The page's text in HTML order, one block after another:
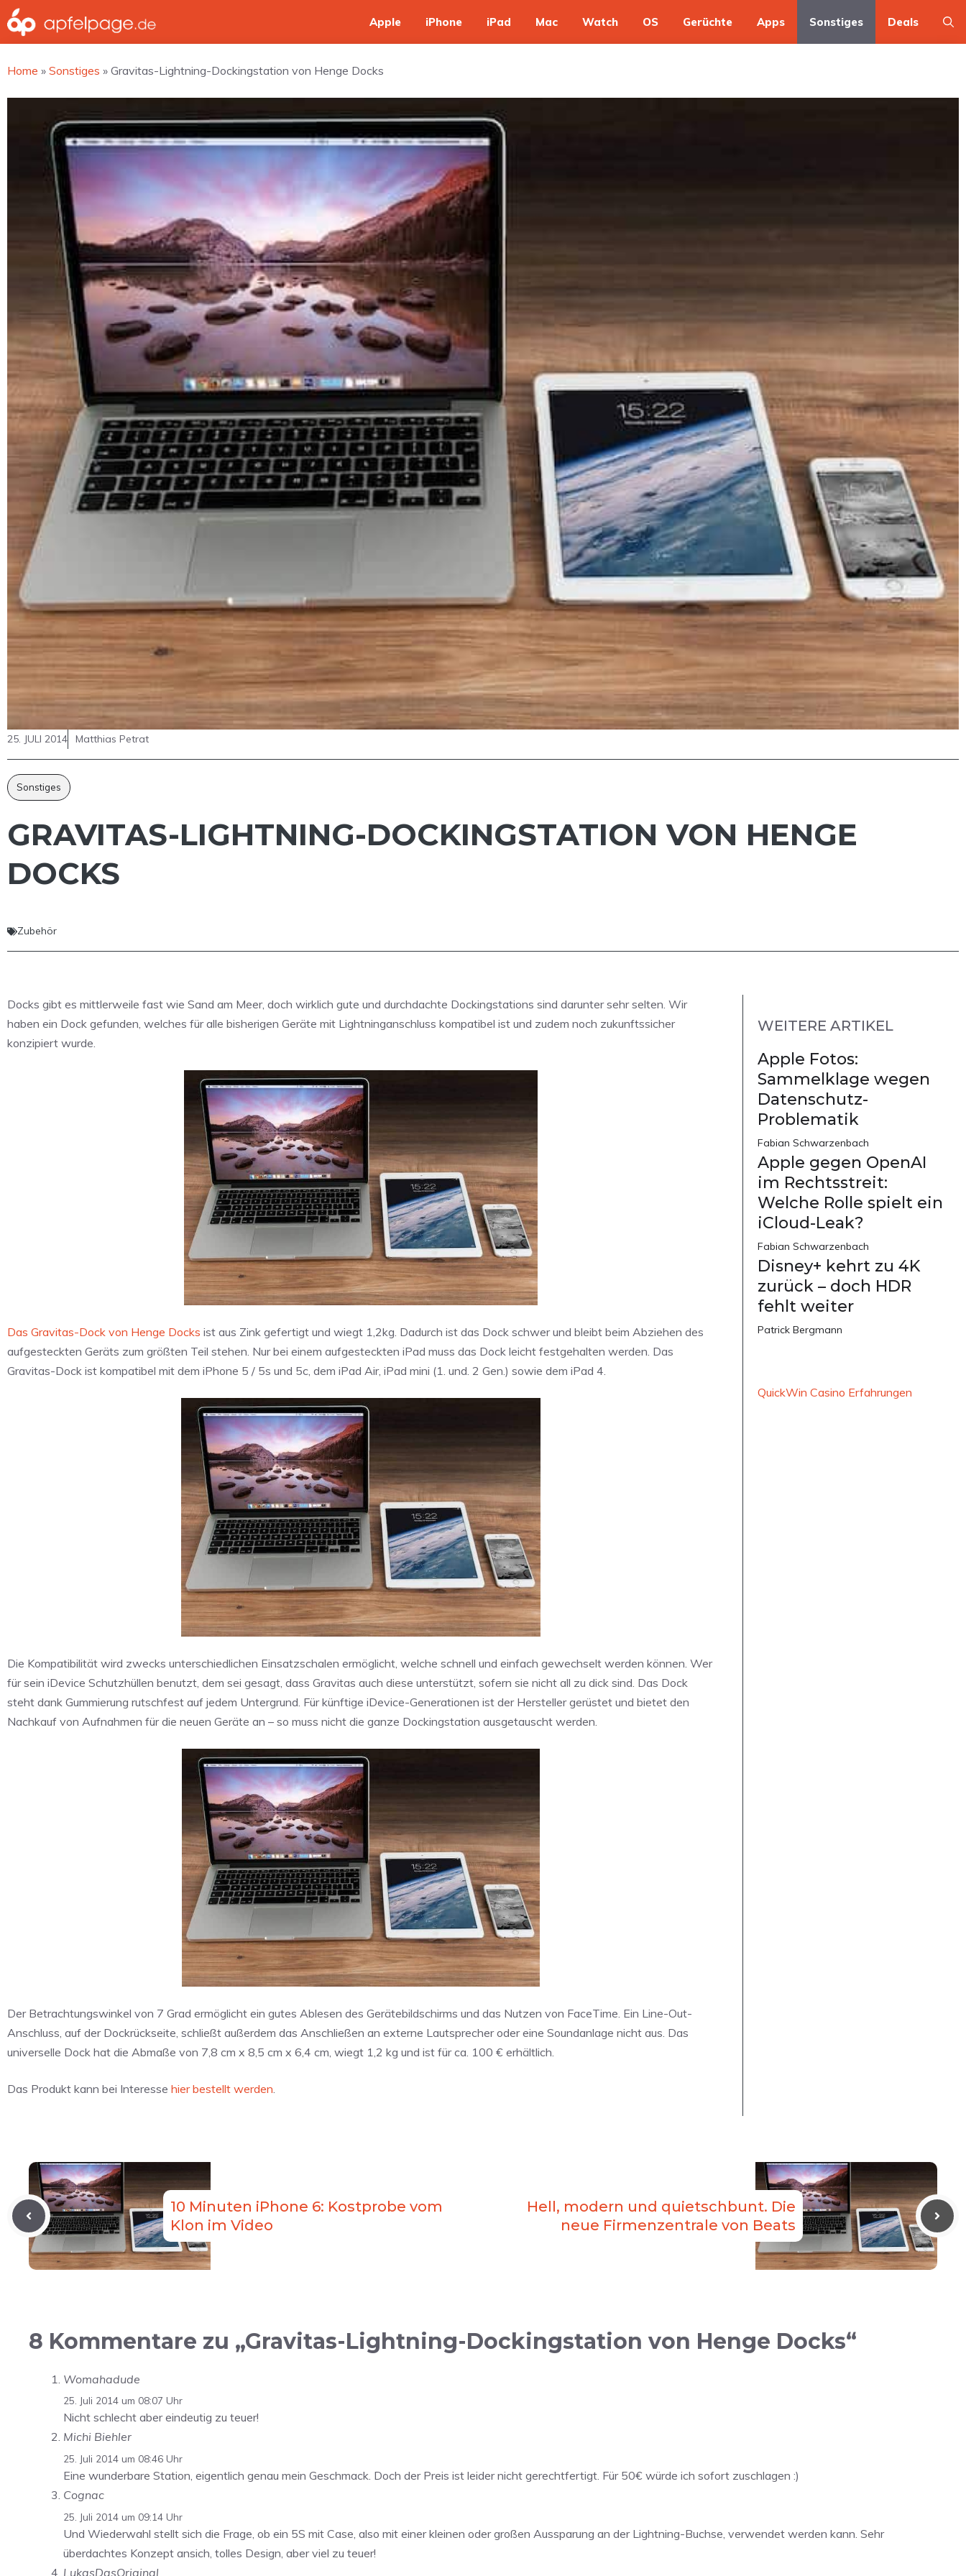
Zum
Inhalt
springen
Apple iPhone iPad Mac Watch OS Gerüchte Apps Sonstiges Deals
Home » Sonstiges » Gravitas-Lightning-Dockingstation von Henge Docks
25. JULI 2014 Matthias Petrat
Sonstiges
GRAVITAS-LIGHTNING-DOCKINGSTATION VON HENGE
DOCKS
Zubehör
Docks gibt es mittlerweile fast wie Sand am Meer, doch wirklich gute und durchdachte Dockingstations sind darunter sehr selten. Wir
haben ein Dock gefunden, welches für alle bisherigen Geräte mit Lightninganschluss kompatibel ist und zudem noch zukunftssicher
konzipiert wurde.
Das Gravitas-Dock von Henge Docks ist aus Zink gefertigt und wiegt 1,2kg. Dadurch ist das Dock schwer und bleibt beim Abziehen des
aufgesteckten Geräts zum größten Teil stehen. Nur bei einem aufgesteckten iPad muss das Dock leicht festgehalten werden. Das
Gravitas-Dock ist kompatibel mit dem iPhone 5 / 5s und 5c, dem iPad Air, iPad mini (1. und. 2 Gen.) sowie dem iPad 4.
Die Kompatibilität wird zwecks unterschiedlichen Einsatzschalen ermöglicht, welche schnell und einfach gewechselt werden können. Wer
für sein iDevice Schutzhüllen benutzt, dem sei gesagt, dass Gravitas auch diese unterstützt, sofern sie nicht all zu dick sind. Das Dock
steht dank Gummierung rutschfest auf jedem Untergrund. Für künftige iDevice-Generationen ist der Hersteller gerüstet und bietet den
Nachkauf von Aufnahmen für die neuen Geräte an – so muss nicht die ganze Dockingstation ausgetauscht werden.
Der Betrachtungswinkel von 7 Grad ermöglicht ein gutes Ablesen des Gerätebildschirms und das Nutzen von FaceTime. Ein Line-Out-
Anschluss, auf der Dockrückseite, schließt außerdem das Anschließen an externe Lautsprecher oder eine Soundanlage nicht aus. Das
universelle Dock hat die Abmaße von 7,8 cm x 8,5 cm x 6,4 cm, wiegt 1,2 kg und ist für ca. 100 € erhältlich.
Das Produkt kann bei Interesse hier bestellt werden
WEITERE ARTIKEL
Apple Fotos:
Sammelklage wegen
Datenschutz-
Problematik
Fabian Schwarzenbach
Apple gegen OpenAI
im Rechtsstreit:
Welche Rolle spielt ein
iCloud-Leak?
Fabian Schwarzenbach
Disney+ kehrt zu 4K
zurück – doch HDR
fehlt weiter
Patrick Bergmann
QuickWin Casino Erfahrungen
10 Minuten iPhone 6: Kostprobe vom
Klon im Video
Hell, modern und quietschbunt. Die
neue Firmenzentrale von Beats
8 Kommentare zu „Gravitas-Lightning-Dockingstation von Henge Docks“
Womahadude
25. Juli 2014 um 08:07 Uhr
Nicht schlecht aber eindeutig zu teuer!
Michi Biehler
25. Juli 2014 um 08:46 Uhr
Eine wunderbare Station, eigentlich genau mein Geschmack. Doch der Preis ist leider nicht gerechtfertigt. Für 50€ würde ich sofort zuschlagen :)
Cognac
25. Juli 2014 um 09:14 Uhr
Und Wiederwahl stellt sich die Frage, ob ein 5S mit Case, also mit einer kleinen oder großen Aussparung an der Lightning-Buchse, verwendet werden kann. Sehr
überdachtes Konzept ansich, tolles Design, aber viel zu teuer!
LukasDasOriginal